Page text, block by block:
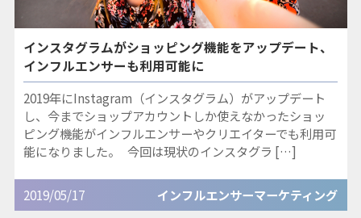
インスタグラムがショッピング機能をアップデート、
インフルエンサーも利用可能に
2019年にInstagram（インスタグラム）がアップデート
し、今までショップアカウントしか使えなかったショッ
ピング機能がインフルエンサーやクリエイターでも利用可
能になりました。 今回は現状のインスタグラ […]
2019/05/17 インフルエンサーマーケティング